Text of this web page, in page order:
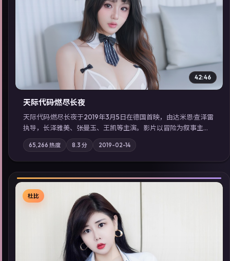
▶
42:46
天际代码·燃尽长夜
天际代码·燃尽长夜于2019年3月5日在德国首映，由达米恩·查泽雷
执导，长泽雅美、张曼玉、王凯等主演。影片以冒险为叙事主
轴，记忆碎片重组后，主角发现自己从未活过“真实”的一天；摄
影与配乐强化地域气质；站内亦可通过「国产免费观看高清电视
剧在线看」延展检索同类型高分佳作，畅享高清在线追剧体验。
65,266 热度 8.3 分 2019-02-14
▶
杜比